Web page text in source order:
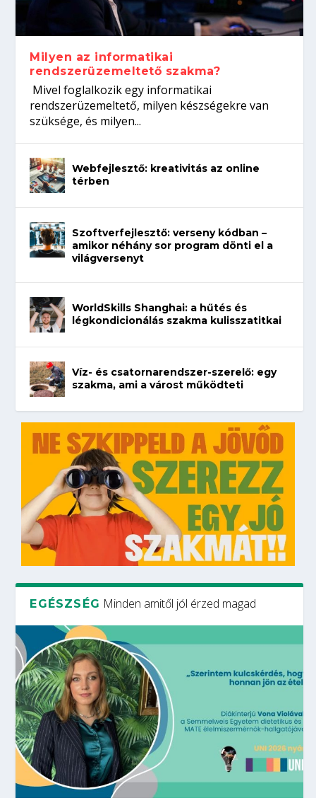
koffeinről?
Így növelheted az esélyedet az
állásinterjúra...
Tanulj szakmát!
Milyen az informatikai
rendszerüzemeltető szakma?
Mivel foglalkozik egy informatikai
rendszerüzemeltető, milyen készségekre van
szüksége, és milyen...
Webfejlesztő: kreativitás az online
térben
Szoftverfejlesztő: verseny kódban –
amikor néhány sor program dönti el a
világversenyt
WorldSkills Shanghai: a hűtés és
légkondicionálás szakma kulisszatitkai
Víz- és csatornarendszer-szerelő: egy
szakma, ami a várost működteti
EGÉSZSÉG Minden amitől jól érzed magad